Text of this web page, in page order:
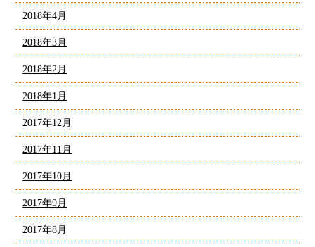
2018年4月
2018年3月
2018年2月
2018年1月
2017年12月
2017年11月
2017年10月
2017年9月
2017年8月